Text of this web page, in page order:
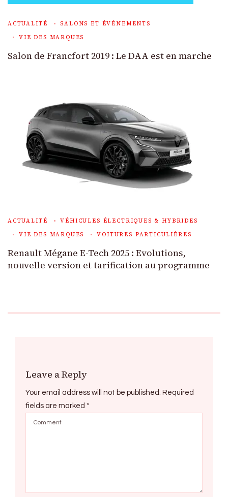
ACTUALITÉ
SALONS ET ÉVÉNEMENTS
VIE DES MARQUES
Salon de Francfort 2019 : Le DAA est en marche
ACTUALITÉ
VÉHICULES ÉLECTRIQUES & HYBRIDES
VIE DES MARQUES
VOITURES PARTICULIÈRES
Renault Mégane E-Tech 2025 : Evolutions,
nouvelle version et tarification au programme
Leave a Reply
Your email address will not be published.
Required
fields are marked *